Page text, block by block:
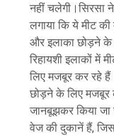
नहीं चलेगी।सिरसा
लगाया कि ये मीट
और इलाका छोड़ने के
रिहायशी इलाकों में
लिए मजबूर कर रहे
छोड़ने के लिए मजबूर
जानबूझकर किया जा
वेज की दुकानें हैं,